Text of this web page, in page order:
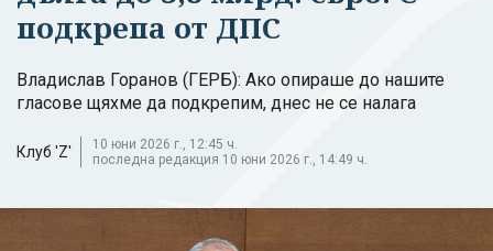
подкрепа от ДПС
Владислав Горанов (ГЕРБ): Ако опираше до нашите
гласове щяхме да подкрепим, днес не се налага
Клуб 'Z'
10 юни 2026 г., 12:45 ч.
последна редакция 10 юни 2026 г., 14:49 ч.